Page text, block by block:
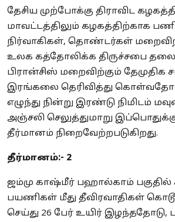
தேசிய முற்போக்கு திராவிட
மாவட்டத்திலும் கழகத்திற்காக
நிர்வாகிகள், தொண்டர்கள்
உலக கத்தோலிக்க திருச்சபை
பிரான்சிஸ் மறைவிற்கும் தேமுதிக
இரங்கலை தெரிவித்து
எழுந்து நின்று இரண்டு நிமிடம்
அஞ்சலி செலுத்துமாறு
தீர்மானம் நிறைவேற்றபடுகிறது.
தீர்மானம்:- 2
ஜம்மு காஷ்மீர் பஹால்காம் பகுதில்
பயணிகள் மீது தீவிரவாதிகள்
செய்து 26 பேர் உயிர் இழந்ததோடு,